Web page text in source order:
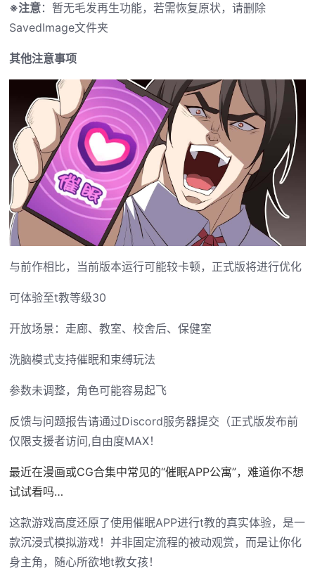
※注意：暂无毛发再生功能，若需恢复原状，请删除
SavedImage文件夹
其他注意事项
与前作相比，当前版本运行可能较卡顿，正式版将进行优化
可体验至t教等级30
开放场景：走廊、教室、校舍后、保健室
洗脑模式支持催眠和束缚玩法
参数未调整，角色可能容易起飞
反馈与问题报告请通过Discord服务器提交（正式版发布前
仅限支援者访问,自由度MAX！
最近在漫画或CG合集中常见的“催眠APP公寓”，难道你不想
试试看吗…
这款游戏高度还原了使用催眠APP进行t教的真实体验，是一
款沉浸式模拟游戏！并非固定流程的被动观赏，而是让你化
身主角，随心所欲地t教女孩！